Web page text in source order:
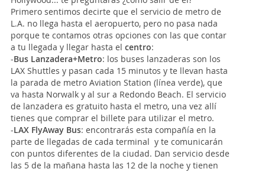
Primero sentimos decirte que el servicio de metro de
L.A. no llega hasta el aeropuerto, pero no pasa nada
porque te contamos otras opciones con las que contar
a tu llegada y llegar hasta el centro:
-Bus Lanzadera+Metro: los buses lanzaderas son los
LAX Shuttles y pasan cada 15 minutos y te llevan hasta
la parada de metro Aviation Station (línea verde), que
va hasta Norwalk y al sur a Redondo Beach. El servicio
de lanzadera es gratuito hasta el metro, una vez allí
tienes que comprar el billete para utilizar el metro.
-LAX FlyAway Bus: encontrarás esta compañía en la
parte de llegadas de cada terminal y te comunicarán
con puntos diferentes de la ciudad. Dan servicio desde
las 5 de la mañana hasta las 12 de la noche y tienen